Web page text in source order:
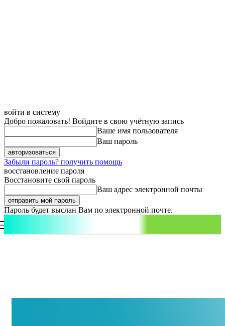
войти в систему
Добро пожаловать! Войдите в свою учётную запись
Ваше имя пользователя
Ваш пароль
Забыли пароль? получить помощь
восстановление пароля
Восстановите свой пароль
Ваш адрес электронной почты
Пароль будет выслан Вам по электронной почте.